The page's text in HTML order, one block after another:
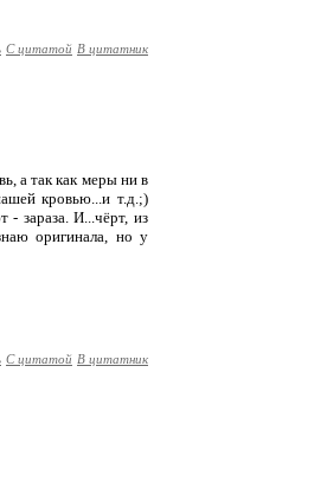
С цитатой В цитатник
а так как меры ни в
кровью...и т.д.;)
зараза. И...чёрт, из
оригинала, но у
С цитатой В цитатник